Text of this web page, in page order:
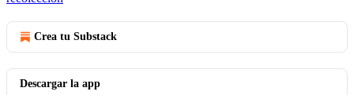
Crea tu Substack
Descargar la app